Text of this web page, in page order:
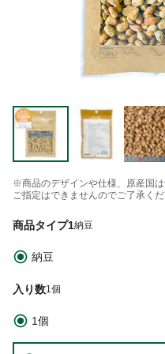
※商品のデザインや仕様、原産国は
ご指定はできませんのでご了承くだ
商品タイプ1納豆
納豆
入り数1個
1個